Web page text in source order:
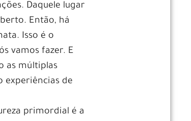
Daquele lugar
Então, há
Isso é o
vamos fazer. E
as múltiplas
experiências de
primordial é a